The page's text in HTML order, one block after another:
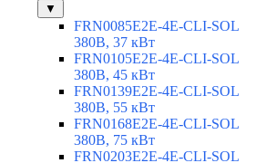
▼
FRN0085E2E-4E-CLI-SOL
380В, 37 кВт
FRN0105E2E-4E-CLI-SOL
380В, 45 кВт
FRN0139E2E-4E-CLI-SOL
380В, 55 кВт
FRN0168E2E-4E-CLI-SOL
380В, 75 кВт
FRN0203E2E-4E-CLI-SOL